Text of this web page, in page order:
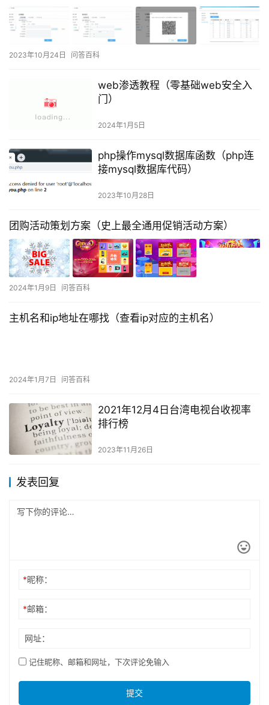
2023年10月24日 问答百科
web渗透教程（零基础web安全入
门）
2024年1月5日
php操作mysql数据库函数（php连
接mysql数据库代码）
2023年10月28日
团购活动策划方案（史上最全通用促销活动方案）
2024年1月9日 问答百科
主机名和ip地址在哪找（查看ip对应的主机名）
2024年1月7日 问答百科
2021年12月4日台湾电视台收视率
排行榜
2023年11月26日
发表回复
*昵称：
*邮箱：
网址：
记住昵称、邮箱和网址，下次评论免输入
提交